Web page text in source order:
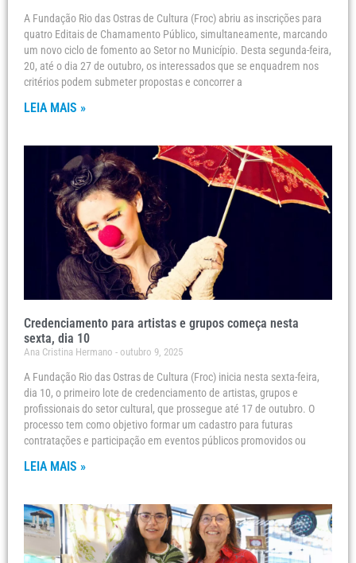
A Fundação Rio das Ostras de Cultura (Froc) abriu as inscrições para
quatro Editais de Chamamento Público, simultaneamente, marcando
um novo ciclo de fomento ao Setor no Município. Desta segunda-feira,
20, até o dia 27 de outubro, os interessados que se enquadrem nos
critérios podem submeter propostas e concorrer a
LEIA MAIS »
Credenciamento para artistas e grupos começa nesta
sexta, dia 10
Ana Cristina Hermano outubro 9, 2025
A Fundação Rio das Ostras de Cultura (Froc) inicia nesta sexta-feira,
dia 10, o primeiro lote de credenciamento de artistas, grupos e
profissionais do setor cultural, que prossegue até 17 de outubro. O
processo tem como objetivo formar um cadastro para futuras
contratações e participação em eventos públicos promovidos ou
LEIA MAIS »